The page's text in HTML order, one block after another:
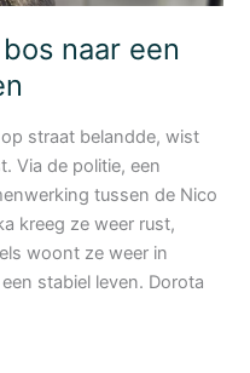
naar een
straat belandde, wist
Via de politie, een
tussen de Nico
kreeg ze weer rust,
woont ze weer in
stabiel leven. Dorota